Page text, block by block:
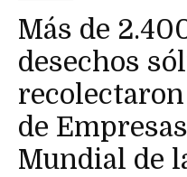
Más de
desechos
de
Mundial de